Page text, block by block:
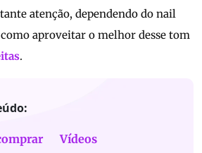
atenção, dependendo do nail
aproveitar o melhor desse tom
.
Vídeos